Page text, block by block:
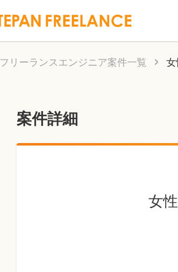
フリーランスエンジニア案件一覧 女
案件詳細
女